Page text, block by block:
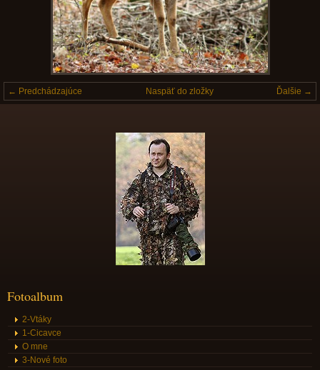
← Predchádzajúce Ďalšie →
Naspäť do zložky
Fotoalbum
2-Vtáky
1-Cicavce
O mne
3-Nové foto